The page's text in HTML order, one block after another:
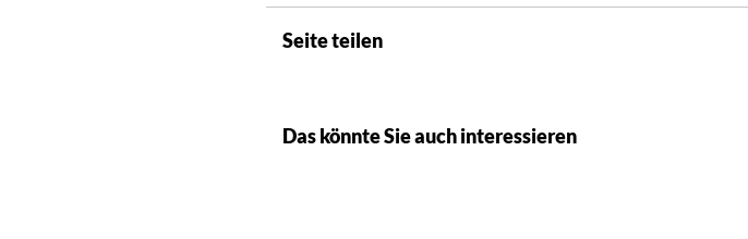
Seite teilen
Das könnte Sie auch interessieren